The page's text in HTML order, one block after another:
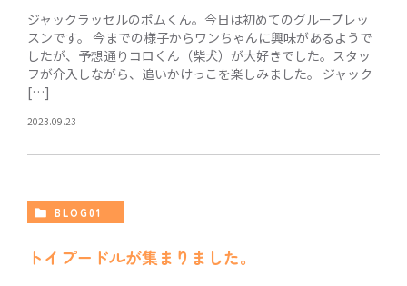
ジャックラッセルのポムくん。今日は初めてのグループレッ
スンです。 今までの様子からワンちゃんに興味があるようで
したが、予想通りコロくん（柴犬）が大好きでした。スタッ
フが介入しながら、追いかけっこを楽しみました。 ジャック
[…]
2023.09.23
BLOG01
トイプードルが集まりました。